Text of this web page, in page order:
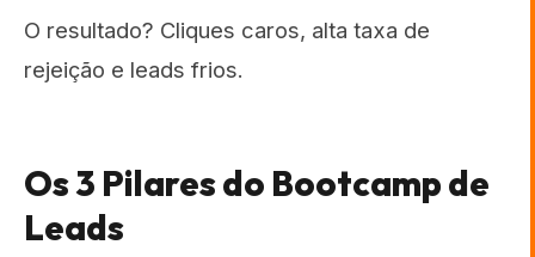
O resultado? Cliques caros, alta taxa de
rejeição e leads frios.
Os 3 Pilares do Bootcamp de
Leads